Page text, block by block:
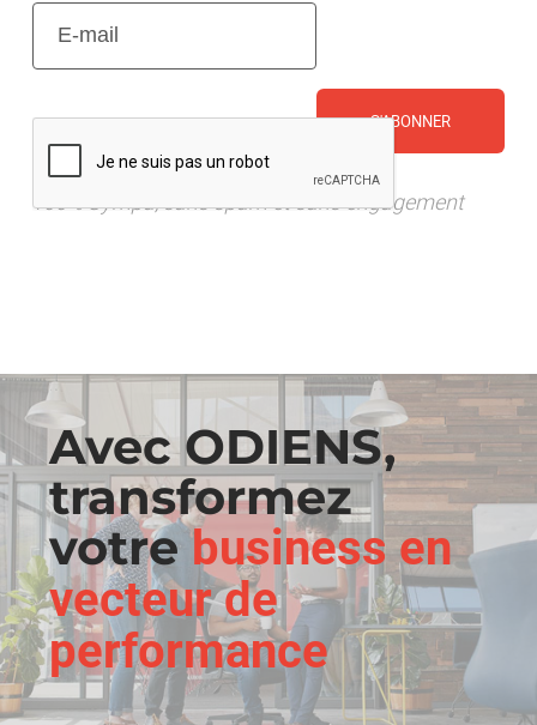
E-
mail(Nécessaire)
100% Sympa, sans spam et sans engagement
Avec ODIENS,
transformez
votrebusiness en
vecteur de
performance